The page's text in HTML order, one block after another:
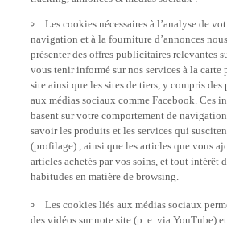
Les cookies nécessaires à l’analyse de
navigation et à la fourniture d’annonces
présenter des offres publicitaires relevantes
vous tenir informé sur nos services à la carte
site ainsi que les sites de tiers, y compris des
aux médias sociaux comme Facebook. Ces
basent sur votre comportement de
savoir les produits et les services qui
(profilage) , ainsi que les articles que vous
articles achetés par vos soins, et tout intérêt
habitudes en matière de browsing.
Les cookies liés aux médias sociaux
des vidéos sur note site (p. e. via YouTube) et